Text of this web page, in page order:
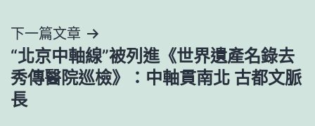
覽
下一篇文章
“北京中軸線”被列進《世界遺產名錄去
秀傳醫院巡檢》：中軸貫南北 古都文脈
長